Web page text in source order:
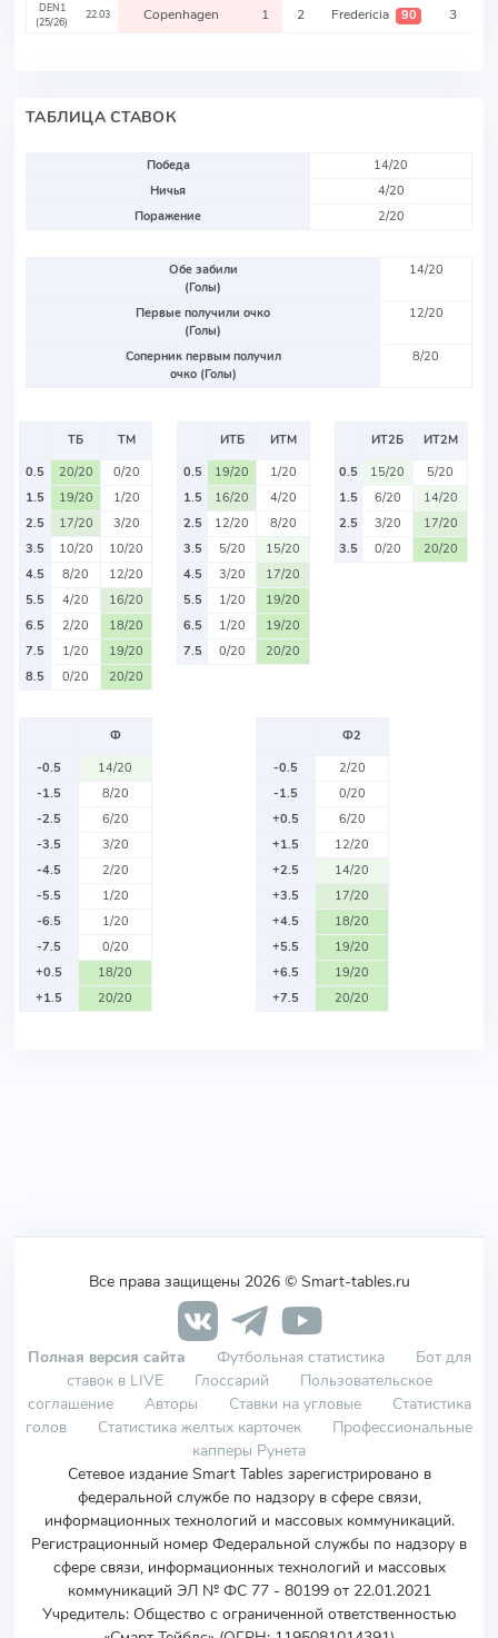
DEN1
(25/26)
22.03 Copenhagen 1 2 Fredericia 90 3
ТАБЛИЦА СТАВОК
Победа
14/20
Ничья
4/20
Поражение
2/20
Обе забили
(Голы)
14/20
Первые получили очко
(Голы)
12/20
Соперник первым получил
очко (Голы)
8/20
ТБ
ТМ
0.5
20/20
0/20
1.5
19/20
1/20
2.5
17/20
3/20
3.5
10/20
10/20
4.5
8/20
12/20
5.5
4/20
16/20
6.5
2/20
18/20
7.5
1/20
19/20
8.5
0/20 20/20
ИТБ
ИТМ
0.5
19/20
1/20
1.5
16/20
4/20
2.5
12/20
8/20
3.5
5/20
15/20
4.5
3/20
17/20
5.5
1/20
19/20
6.5
1/20
19/20
7.5
0/20 20/20
ИТ2Б
ИТ2М
0.5
15/20
5/20
1.5
6/20
14/20
2.5
3/20
17/20
3.5
0/20 20/20
Ф
-0.5
14/20
-1.5
8/20
-2.5
6/20
-3.5
3/20
-4.5
2/20
-5.5
1/20
-6.5
1/20
-7.5
0/20
+0.5
18/20
+1.5
20/20
Ф2
-0.5
2/20
-1.5
0/20
+0.5
6/20
+1.5
12/20
+2.5
14/20
+3.5
17/20
+4.5
18/20
+5.5
19/20
+6.5
19/20
+7.5
20/20
Все права защищены 2026 © Smart-tables.ru
Полная версия сайта Футбольная статистика
Бот для
ставок в LIVE
Глоссарий
Пользовательское
соглашение
Авторы Ставки на угловые
Статистика
голов
Статистика желтых карточек
Профессиональные
капперы Рунета
Сетевое издание Smart Tables зарегистрировано в
федеральной службе по надзору в сфере связи,
информационных технологий и массовых коммуникаций.
Регистрационный номер Федеральной службы по надзору в
сфере связи, информационных технологий и массовых
коммуникаций ЭЛ № ФС 77 - 80199 от 22.01.2021
Учредитель: Общество с ограниченной ответственностью